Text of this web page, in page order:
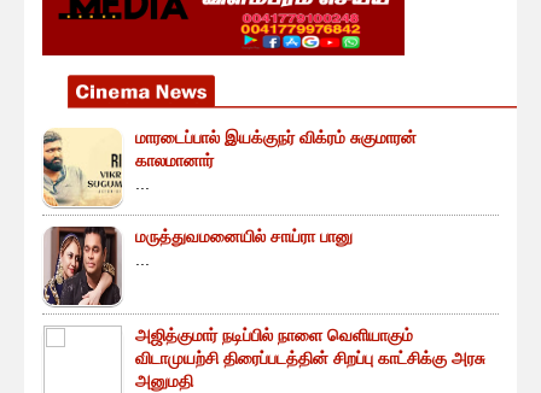
மாரடைப்பால் இயக்குநர் விக்ரம் சுகுமாரன்
காலமானார்
மருத்துவமனையில் சாய்ரா பானு
அஜித்குமார் நடிப்பில் நாளை வெளியாகும்
விடாமுயற்சி திரைப்படத்தின் சிறப்பு காட்சிக்கு அரசு
அனுமதி